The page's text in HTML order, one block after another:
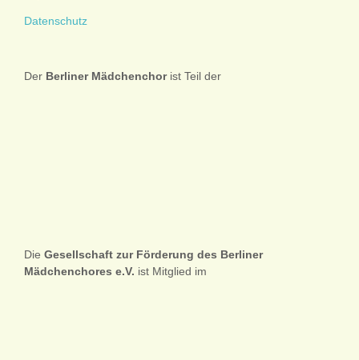
Datenschutz
Der Berliner Mädchenchorist Teil der
Die Gesellschaft zur Förderung des Berliner
Mädchenchores e.V. ist Mitglied im